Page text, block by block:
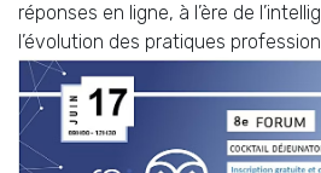
réponses en ligne, à l’ère de
l’évolution des pratiques